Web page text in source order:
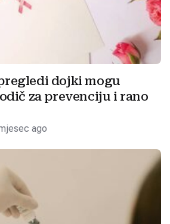
dojki mogu
za prevenciju i rano
ago